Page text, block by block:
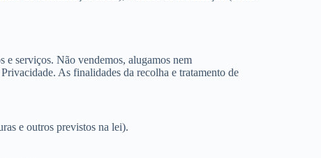
e serviços. Não vendemos, alugamos nem
As finalidades da recolha e tratamento de
e outros previstos na lei).